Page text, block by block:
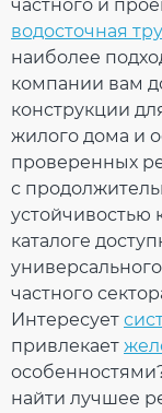
монтажа
УФ-
Гарантия
стандарт
Рейтинг
частного и
водосточная
наиболее
компании вам
конструкции
жилого дома и
проверенных
с
устойчивостью
каталоге
частного
Интересует
привлекает
найти лучшее